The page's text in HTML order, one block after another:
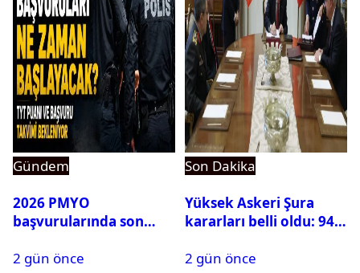
Gündem
2026 PMYO
başvurularında son
2 gün önce
Son Dakika
Yüksek Askeri Şura
kararları belli oldu: 94
2 gün önce